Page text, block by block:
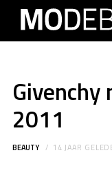
2011
BEAUTY 14 JAAR